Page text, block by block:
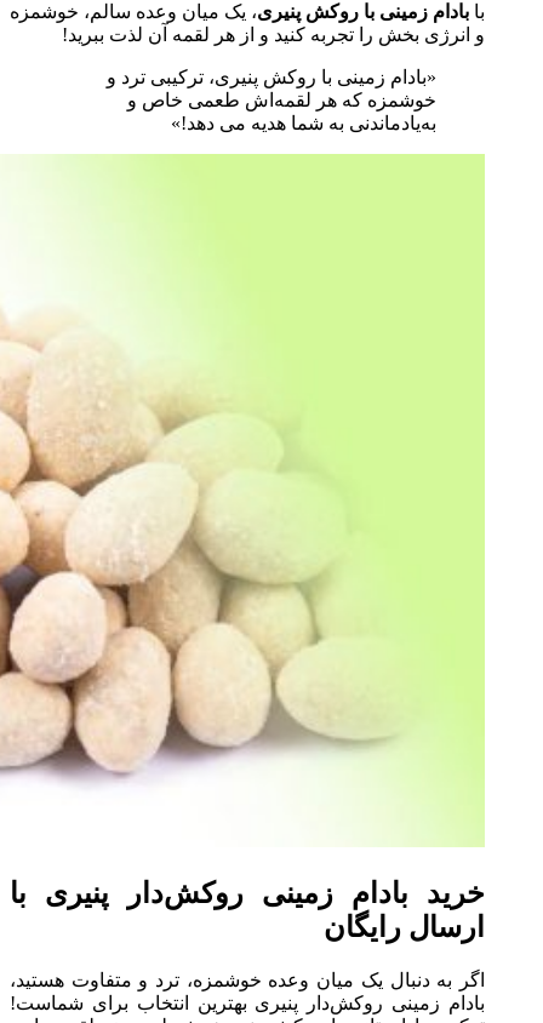
با بادام زمینی با روکش پنیری، یک میان‌ وعده سالم، خوشمزه
و انرژی‌ بخش را تجربه کنید و از هر لقمه آن لذت ببرید!
«بادام زمینی با روکش پنیری، ترکیبی ترد و
خوشمزه که هر لقمه‌اش طعمی خاص و
به‌یادماندنی به شما هدیه می‌ دهد!»
خرید بادام زمینی روکش‌دار پنیری با
ارسال رایگان
اگر به دنبال یک میان‌ وعده خوشمزه، ترد و متفاوت هستید،
بادام زمینی روکش‌دار پنیری بهترین انتخاب برای شماست!